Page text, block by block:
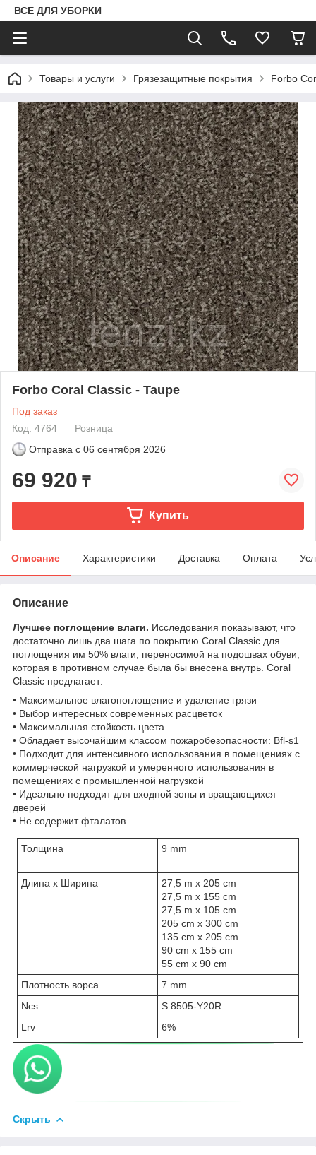
ВСЕ ДЛЯ УБОРКИ
Товары и услуги Грязезащитные покрытия Forbo
Forbo Coral Classic - Taupe
Под заказ
Код: 4764
Розница
Отправка с 06 сентября 2026
69 920 ₸
Купить
Описание Характеристики Доставка Оплата
Описание
Лучшее поглощение влаги. Исследования показывают, что
достаточно лишь два шага по покрытию Coral Classic для
поглощения им 50% влаги, переносимой на подошвах обуви,
которая в противном случае была бы внесена внутрь. Coral
Classic предлагает:
• Максимальное влагопоглощение и удаление грязи
• Выбор интересных современных расцветок
• Максимальная стойкость цвета
• Обладает высочайшим классом пожаробезопасности: Bfl-s1
• Подходит для интенсивного использования в помещениях с
коммерческой нагрузкой и умеренного использования в
помещениях с промышленной нагрузкой
• Идеально подходит для входной зоны и вращающихся
дверей
• Не содержит фталатов
Толщина 9 mm
Длина х Ширина
27,5 m x 205 cm
27,5 m x 155 cm
27,5 m x 105 cm
205 cm x 300 cm
135 cm x 205 cm
90 cm x 155 cm
55 cm x 90 cm
Плотность ворса
7 mm
Ncs
S 8505-Y20R
Lrv
6%
Скрыть